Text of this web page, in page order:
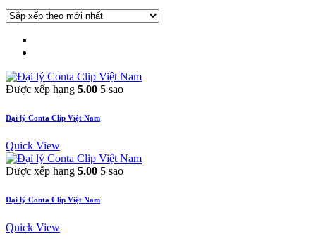
Được xếp hạng 5.00 5 sao
Đại lý Conta Clip Việt Nam
Quick View
Được xếp hạng 5.00 5 sao
Đại lý Conta Clip Việt Nam
Quick View